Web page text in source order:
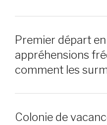
Premier départ
appréhensions
comment les
Colonie de